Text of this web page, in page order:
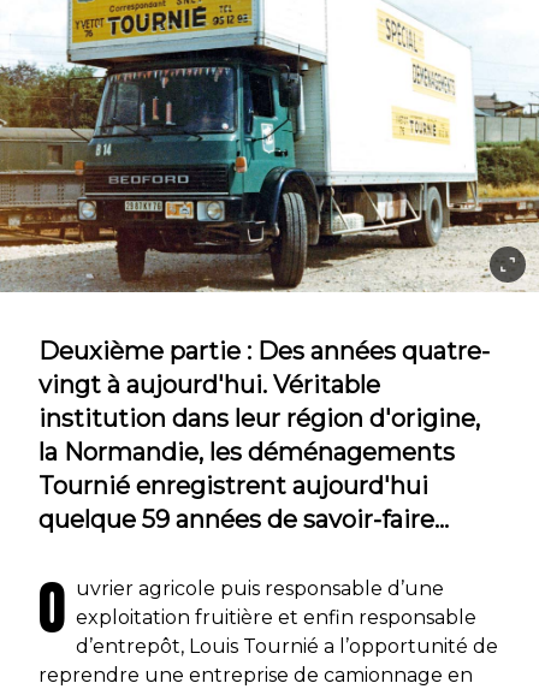
Deuxième partie : Des années quatre-
vingt à aujourd'hui. Véritable
institution dans leur région d'origine,
la Normandie, les déménagements
Tournié enregistrent aujourd'hui
quelque 59 années de savoir-faire…
O uvrier agricole puis responsable d’une
exploitation fruitière et enfin responsable
d’entrepôt, Louis Tournié a l’opportunité de
reprendre une entreprise de camionnage en